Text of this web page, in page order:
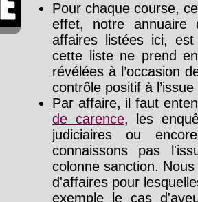
Pour chaque course,
effet, notre annuaire
affaires listées ici,
cette liste ne prend
révélées à l’occasion
contrôle positif à
Par affaire, il faut
de carence, les
judiciaires ou
connaissons pas
colonne sanction.
d'affaires pour
exemple le cas